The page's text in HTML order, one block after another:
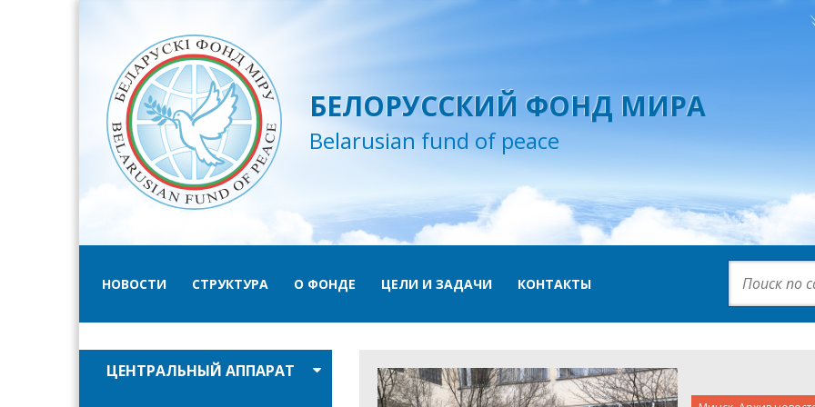
БЕЛОРУССКИЙ ФОНД МИРА
Belarusian fund of peace
НОВОСТИ СТРУКТУРА О ФОНДЕ ЦЕЛИ И ЗАДАЧИ КОНТАКТЫ
ЦЕНТРАЛЬНЫЙ АППАРАТ